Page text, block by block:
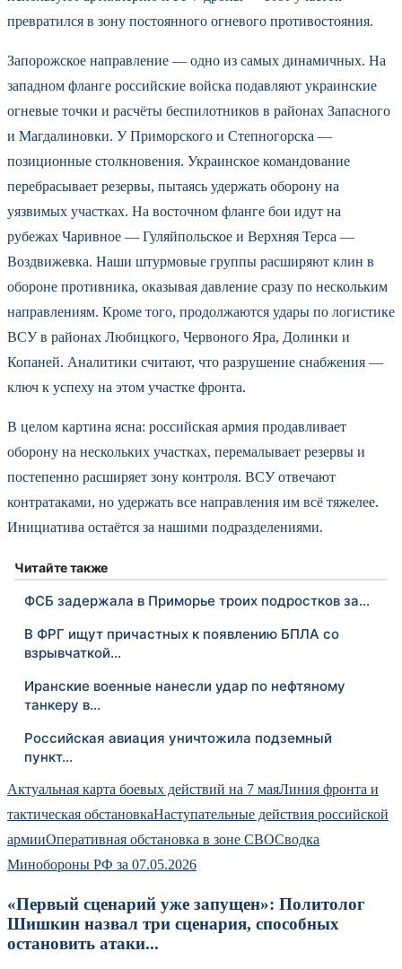
превратился в зону постоянного огневого противостояния.
Запорожское направление — одно из самых динамичных. На
западном фланге российские войска подавляют украинские
огневые точки и расчёты беспилотников в районах Запасного
и Магдалиновки. У Приморского и Степногорска —
позиционные столкновения. Украинское командование
перебрасывает резервы, пытаясь удержать оборону на
уязвимых участках. На восточном фланге бои идут на
рубежах Чаривное — Гуляйпольское и Верхняя Терса —
Воздвижевка. Наши штурмовые группы расширяют клин в
обороне противника, оказывая давление сразу по нескольким
направлениям. Кроме того, продолжаются удары по логистике
ВСУ в районах Любицкого, Червоного Яра, Долинки и
Копаней. Аналитики считают, что разрушение снабжения —
ключ к успеху на этом участке фронта.
В целом картина ясна: российская армия продавливает
оборону на нескольких участках, перемалывает резервы и
постепенно расширяет зону контроля. ВСУ отвечают
контратаками, но удержать все направления им всё тяжелее.
Инициатива остаётся за нашими подразделениями.
Читайте также
ФСБ задержала в Приморье троих подростков за…
В ФРГ ищут причастных к появлению БПЛА со
взрывчаткой…
Иранские военные нанесли удар по нефтяному
танкеру в…
Российская авиация уничтожила подземный
пункт…
Актуальная карта боевых действий на 7 маяЛиния фронта и
тактическая обстановкаНаступательные действия российской
армииОперативная обстановка в зоне СВОСводка
Минобороны РФ за 07.05.2026
«Первый сценарий уже запущен»: Политолог
Шишкин назвал три сценария, способных
остановить атаки...